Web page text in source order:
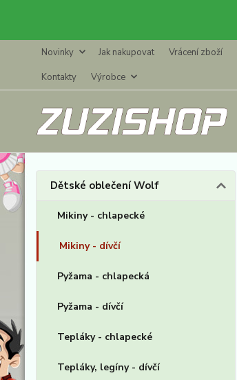
Novinky Jak nakupovat Vrácení zboží
Kontakty
Výrobce
Dětské oblečení Wolf
Mikiny - chlapecké
Mikiny - dívčí
Pyžama - chlapecká
Pyžama - dívčí
Tepláky - chlapecké
Tepláky, legíny - dívčí